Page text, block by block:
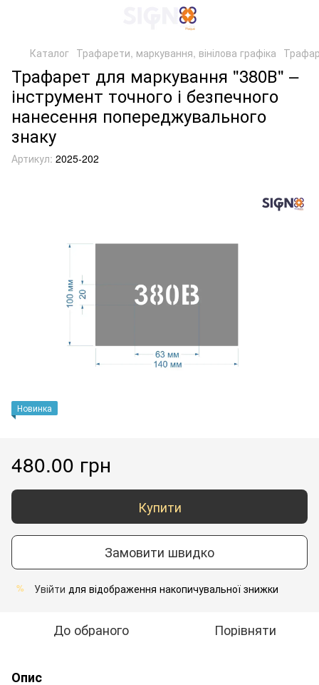
Каталог Трафарети, маркування, вінілова графіка
Трафарет для маркування "380В" –
інструмент точного і безпечного
нанесення попереджувального
знаку
Артикул: 2025-202
Новинка
480.00 грн
Купити
Замовити швидко
% Увійти для відображення накопичувальної знижки
До обраного Порівняти
Опис